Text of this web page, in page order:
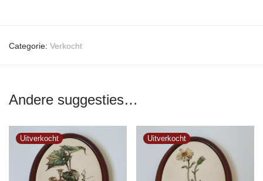
Categorie: Verkocht
Andere suggesties…